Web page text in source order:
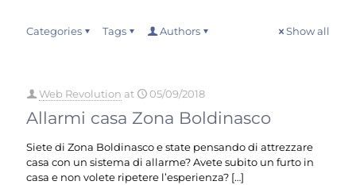
Categories Tags Authors Show all
Web Revolution at 05/09/2018
Allarmi casa Zona Boldinasco
Siete di Zona Boldinasco e state pensando di attrezzare
casa con un sistema di allarme? Avete subito un furto in
casa e non volete ripetere l’esperienza? […]